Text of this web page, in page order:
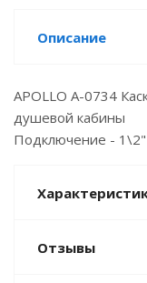
Описание
APOLLO A-0734
душевой кабины
Подключение - 1\2"
Отзывы